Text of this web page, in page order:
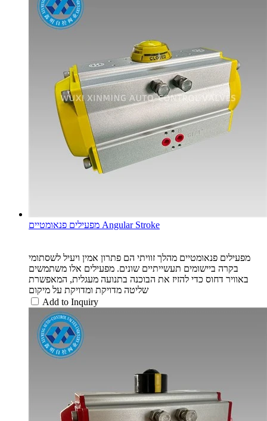
מפעילים פנאומטיים Angular Stroke
מפעילים פנאומטיים מהלך זוויתי הם פתרון אמין ויעיל לשסתומי
בקרה ביישומים תעשייתיים שונים. מפעילים אלו משתמשים
באוויר דחוס כדי להזיז את הבוכנה בתנועה מעגלית, המאפשרת
שליטה מדויקת ומדויקת על מיקום
Add to Inquiry